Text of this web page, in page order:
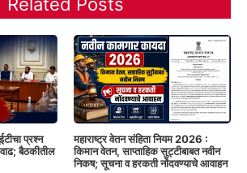
प्रश्न
बैठकीतील
महाराष्ट्र वेतन संहिता नियम 2026 :
किमान वेतन, साप्ताहिक सुट्टीबाबत नवीन
निकष; सूचना व हरकती नोंदवण्याचे आवाहन